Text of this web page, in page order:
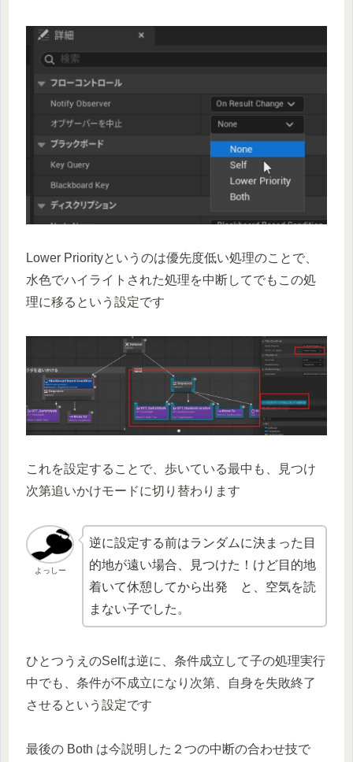
Lower Priorityというのは優先度低い処理のことで、
水色でハイライトされた処理を中断してでもこの処
理に移るという設定です
これを設定することで、歩いている最中も、見つけ
次第追いかけモードに切り替わります
よっしー
逆に設定する前はランダムに決まった目
的地が遠い場合、見つけた！けど目的地
着いて休憩してから出発 と、空気を読
まない子でした。
ひとつうえのSelfは逆に、条件成立して子の処理実行
中でも、条件が不成立になり次第、自身を失敗終了
させるという設定です
最後の Both は今説明した２つの中断の合わせ技で